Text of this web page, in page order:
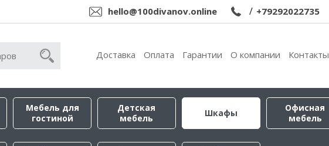
hello@100divanov.online / +79292022735
Доставка Оплата Гарантии О компании Контакты
Мебель для
гостиной
Детская
мебель
Шкафы
Офисная
мебель